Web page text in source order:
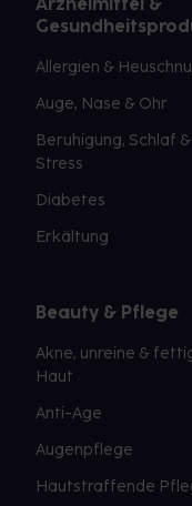
Arzneimittel &
Allergien &
Auge, Nase & Ohr
Beruhigung, Schlaf &
Stress
Diabetes
Erkältung
Beauty & Pflege
Akne, unreine &
Haut
Anti-Age
Augenpflege
Hautstraffende